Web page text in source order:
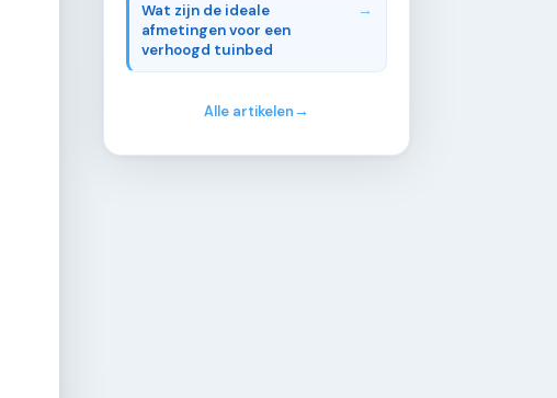
Wat zijn de ideale
afmetingen voor een
verhoogd tuinbed
Alle artikelen